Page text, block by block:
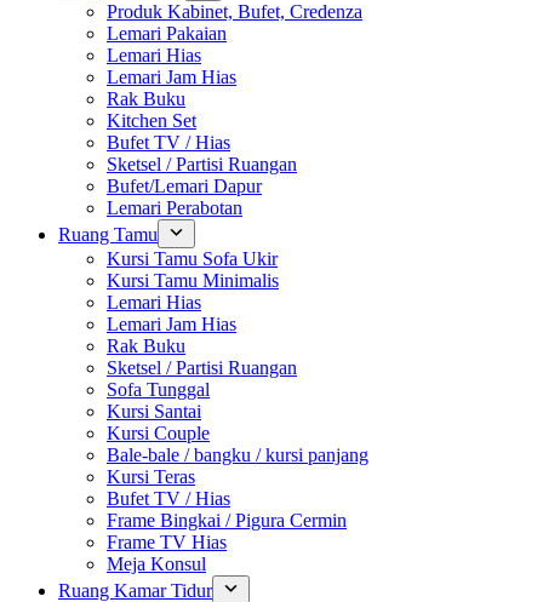
Produk Kabinet, Bufet, Credenza
Lemari Pakaian
Lemari Hias
Lemari Jam Hias
Rak Buku
Kitchen Set
Bufet TV / Hias
Sketsel / Partisi Ruangan
Bufet/Lemari Dapur
Lemari Perabotan
Ruang Tamu
Kursi Tamu Sofa Ukir
Kursi Tamu Minimalis
Lemari Hias
Lemari Jam Hias
Rak Buku
Sketsel / Partisi Ruangan
Sofa Tunggal
Kursi Santai
Kursi Couple
Bale-bale / bangku / kursi panjang
Kursi Teras
Bufet TV / Hias
Frame Bingkai / Pigura Cermin
Frame TV Hias
Meja Konsul
Ruang Kamar Tidur